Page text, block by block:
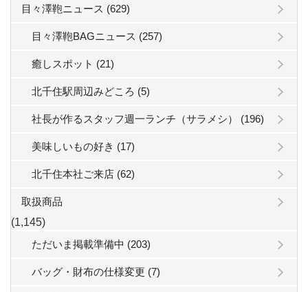
目々澤鞄ニュース (629)
目々澤鞄BAGニュース (257)
癒しスポット (21)
北千住駅周辺みどころ (5)
社長が作るスタッフ週一ランチ（サラメシ） (196)
美味しいもの好き (17)
北千住本社ご来店 (62)
取扱商品
(1,145)
ただいま掲載準備中 (203)
バッグ・財布の仕様変更 (7)